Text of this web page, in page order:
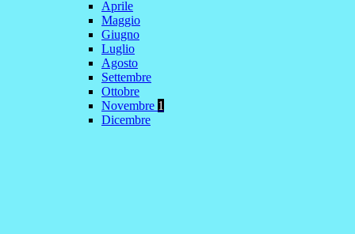
Aprile
Maggio
Giugno
Luglio
Agosto
Settembre
Ottobre
Novembre 1
Dicembre